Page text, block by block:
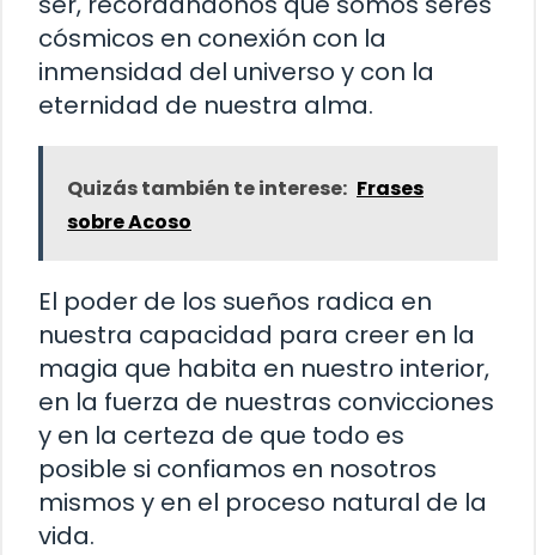
cósmicos en conexión con la
inmensidad del universo y con la
eternidad de nuestra alma.
Quizás también te interese: Frases
sobre Acoso
El poder de los sueños radica en
nuestra capacidad para creer en la
magia que habita en nuestro interior,
en la fuerza de nuestras convicciones
y en la certeza de que todo es
posible si confiamos en nosotros
mismos y en el proceso natural de la
vida.